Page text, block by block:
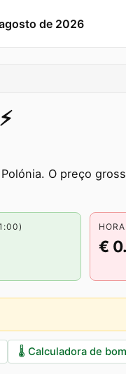
de 2026
⚡️
O preço
€
🌡️ Calculadora de